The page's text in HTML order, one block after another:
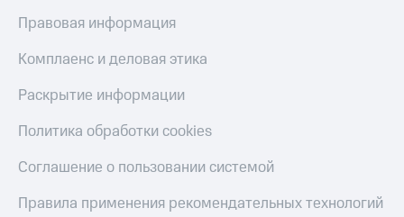
Правовая информация
Комплаенс и деловая этика
Раскрытие информации
Политика обработки cookies
Соглашение о пользовании системой
Правила применения рекомендательных технологий